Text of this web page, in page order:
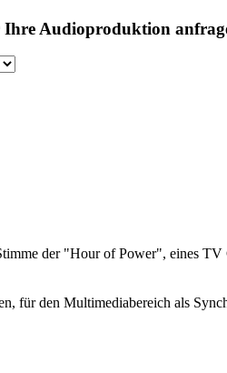
Audioproduktion
der "Hour of Power", eines
für den Multimediabereich als